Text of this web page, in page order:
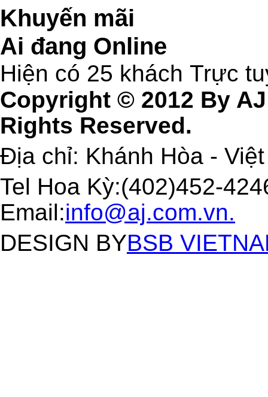
Khuyến mãi
Ai đang Online
Hiện có 25 khách Trực
Copyright © 2012 By
Rights Reserved.
Địa chỉ: Khánh Hòa -
Tel Hoa Kỳ:(402)452-
Email:info@aj.com.vn.
DESIGN BYBSB